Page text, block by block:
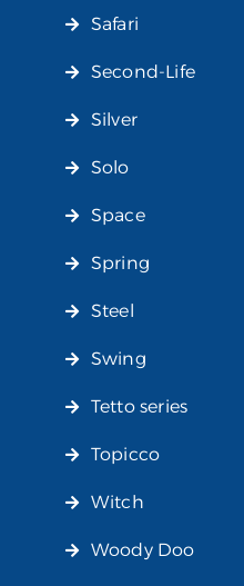
Safari
Second-Life
Silver
Solo
Space
Spring
Steel
Swing
Tetto series
Topicco
Witch
Woody Doo